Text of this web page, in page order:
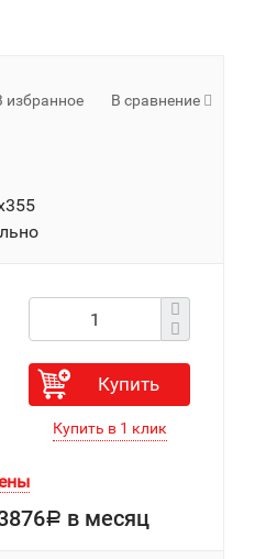
избранное В сравнение
Купить
Р в месяц